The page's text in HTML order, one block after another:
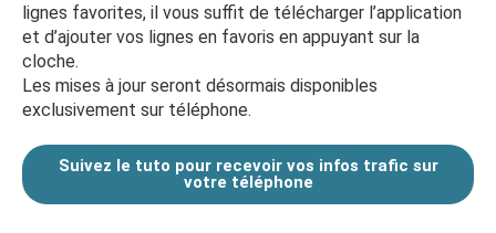
lignes favorites, il vous suffit de télécharger l’application
et d’ajouter vos lignes en favoris en appuyant sur la
cloche.
Les mises à jour seront désormais disponibles
exclusivement sur téléphone.
Suivez le tuto pour recevoir vos infos trafic sur
votre téléphone